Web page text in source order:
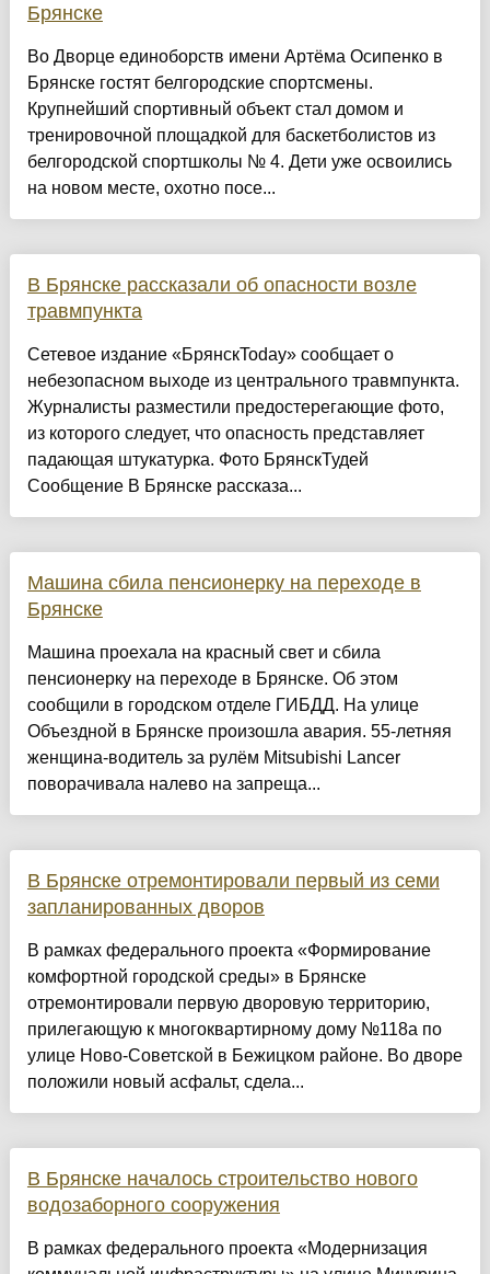
Брянске
Во Дворце единоборств имени Артёма Осипенко в
Брянске гостят белгородские спортсмены.
Крупнейший спортивный объект стал домом и
тренировочной площадкой для баскетболистов из
белгородской спортшколы № 4. Дети уже освоились
на новом месте, охотно посе...
В Брянске рассказали об опасности возле
травмпункта
Сетевое издание «БрянскToday» сообщает о
небезопасном выходе из центрального травмпункта.
Журналисты разместили предостерегающие фото,
из которого следует, что опасность представляет
падающая штукатурка. Фото БрянскТудей
Сообщение В Брянске рассказа...
Машина сбила пенсионерку на переходе в
Брянске
Машина проехала на красный свет и сбила
пенсионерку на переходе в Брянске. Об этом
сообщили в городском отделе ГИБДД. На улице
Объездной в Брянске произошла авария. 55-летняя
женщина-водитель за рулём Mitsubishi Lancer
поворачивала налево на запреща...
В Брянске отремонтировали первый из семи
запланированных дворов
В рамках федерального проекта «Формирование
комфортной городской среды» в Брянске
отремонтировали первую дворовую территорию,
прилегающую к многоквартирному дому №118а по
улице Ново-Советской в Бежицком районе. Во дворе
положили новый асфальт, сдела...
В Брянске началось строительство нового
водозаборного сооружения
В рамках федерального проекта «Модернизация